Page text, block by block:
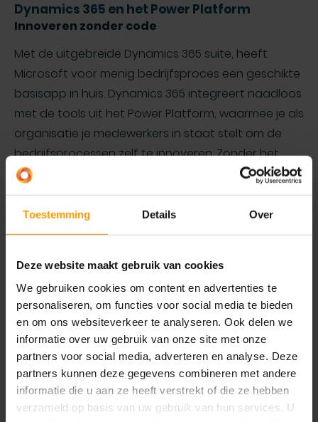
Toestemming Details Over
Deze website maakt gebruik van cookies
We gebruiken cookies om content en advertenties te
personaliseren, om functies voor social media te bieden
en om ons websiteverkeer te analyseren. Ook delen we
informatie over uw gebruik van onze site met onze
partners voor social media, adverteren en analyse. Deze
partners kunnen deze gegevens combineren met andere
informatie die u aan ze heeft verstrekt of die ze hebben
verzameld op basis van uw gebruik van hun services. U
Dynamics 365 en het Power Platform
Innoveren zonder code
Met de uitgebreide Dynamics 365 suite, heeft
Microsoft voor menig bedrijfsproces een geschikte
basisapp in huis. Dynamics 365 integreert naadloos
met de tools uit het Power Platform, waarmee je als
organisatie je medewerkers in staat stelt om de
bedrijfsprocessen zelf te innoveren. Zonder het
gebruik van code. Of het nu gaat om het verkrijgen
van slimme inzichten met Power BI, het
automatiseren van processen over de
verschillende applicaties heen met Power
Power Apps. Het Power Platform heeft de
mogelijkheid om jouw bedrijfsspecifieke processen
volledig te digitaliseren zonder
maatwerkoplossingen.
Lees meer over Power Apps